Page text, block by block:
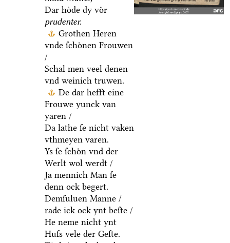
Dar hoͤde dy voͤr
prudenter.
Grothen Heren
vnde ſchoͤnen Frouwen
/
Schal men veel denen
vnd weinich truwen.
De dar hefft eine
Frouwe yunck van
yaren /
Da lathe ſe nicht vaken
vthmeyen varen.
Ys ſe ſchoͤn vnd der
Werlt wol werdt /
Ja mennich Man ſe
denn ock begert.
Demſuluen Manne /
rade ick ock ynt beſte /
He neme nicht ynt
Huſs vele der Geſte.